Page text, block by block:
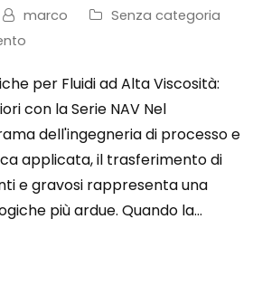
marco
Senza categoria
per Fluidi ad Alta Viscosità:
con la Serie NAV Nel
dell'ingegneria di processo e
applicata, il trasferimento di
e gravosi rappresenta una
più ardue. Quando la…